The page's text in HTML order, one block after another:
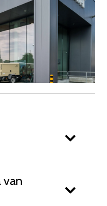
van